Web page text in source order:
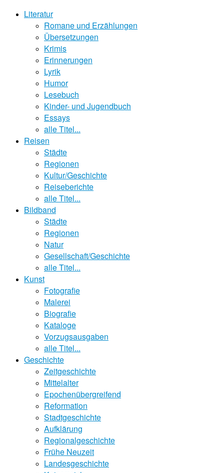
Literatur
Romane und Erzählungen
Übersetzungen
Krimis
Erinnerungen
Lyrik
Humor
Lesebuch
Kinder- und Jugendbuch
Essays
alle Titel...
Reisen
Städte
Regionen
Kultur/Geschichte
Reiseberichte
alle Titel...
Bildband
Städte
Regionen
Natur
Gesellschaft/Geschichte
alle Titel...
Kunst
Fotografie
Malerei
Biografie
Kataloge
Vorzugsausgaben
alle Titel...
Geschichte
Zeitgeschichte
Mittelalter
Epochenübergreifend
Reformation
Stadtgeschichte
Aufklärung
Regionalgeschichte
Frühe Neuzeit
Landesgeschichte